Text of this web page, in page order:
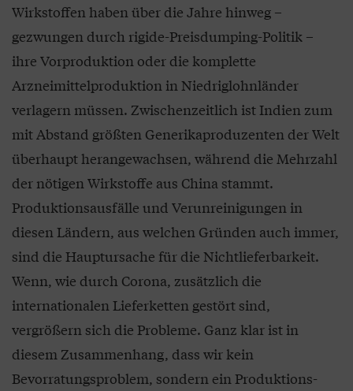
Wirkstoffen haben über die Jahre hinweg –
gezwungen durch rigide-Preisdumping-Politik –
ihre Vorproduktion oder die komplette
Arzneimittelproduktion in Niedriglohnländer
verlagern müssen. Zwischenzeitlich ist Indien zum
mit Abstand größten Generikaproduzenten der Welt
überhaupt herangewachsen, während die Mehrzahl
der nötigen Wirkstoffe aus China stammt.
Produktionsausfälle und Verunreinigungen in
diesen Ländern, aus welchen Gründen auch immer,
sind die Hauptursache für die Nichtlieferbarkeit.
Wenn, wie durch Corona, zusätzlich die
internationalen Lieferketten gestört sind,
vergrößern sich die Probleme. Ganz klar ist in
diesem Zusammenhang, dass wir kein
Bevorratungsproblem, sondern ein Produktions-